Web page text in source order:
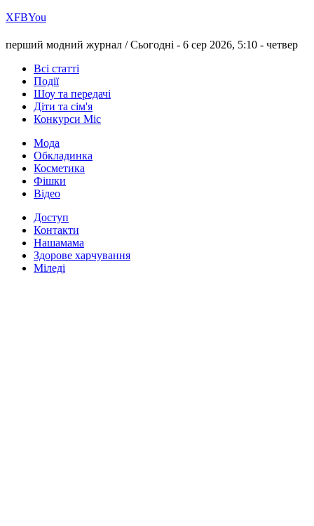
ХFBYou
перший модний журнал /Сьогодні - 6 сер 2026, 5:10 - четвер
Всі статті
Події
Шоу та передачі
Діти та сім'я
Конкурси Міс
Мода
Обкладинка
Косметика
Фішки
Відео
Доступ
Контакти
Нашамама
Здорове харчування
Міледі